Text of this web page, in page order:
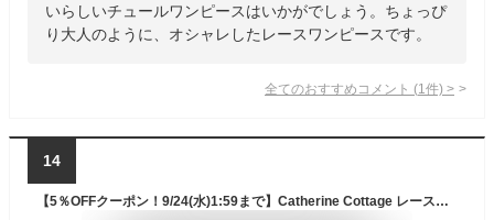
いらしいチュールワンピースはいかがでしょう。ちょっぴ
り大人のように、オシャレしたレースワンピースです。
全てのおすすめコメント (1 件) >
14
【5％OFFクーポン！9/24(水)1:59まで】Catherine Cottage レース襟チュールスカートワンピース フォーマル きちんとワンピース カジュアル カジュアルワンピース キャサリンコテージ ワンピース・ドレス